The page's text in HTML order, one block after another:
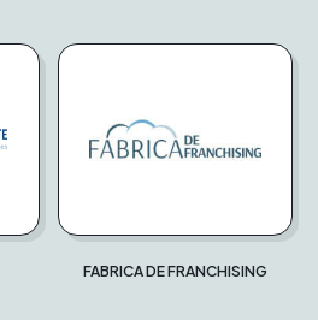
FABRICA DE FRANCHISING